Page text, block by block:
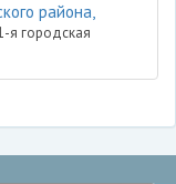
района,
я городская